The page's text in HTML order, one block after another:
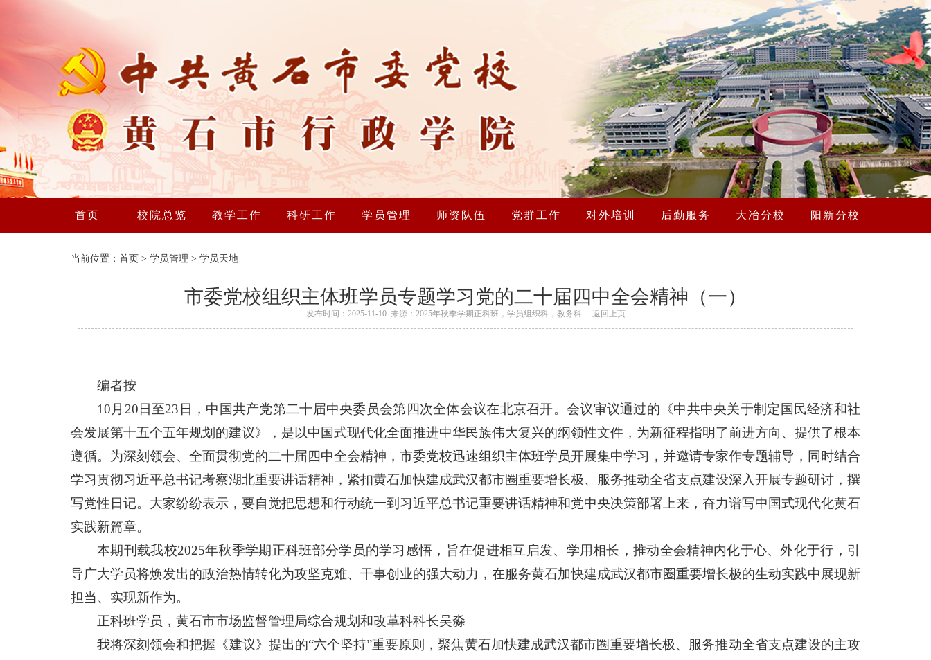
首页 校院总览 教学工作 科研工作 学员管理 师资队伍 党群工作 对外培训 后勤服务 大冶分校 阳新分校
当前位置： 首页 > 学员管理 > 学员天地
市委党校组织主体班学员专题学习党的二十届四中全会精神（一）
发布时间：2025-11-10 来源：2025年秋季学期正科班，学员组织科，教务科 返回上页
编者按
10月20日至23日，中国共产党第二十届中央委员会第四次全体会议在北京召开。会议审议通过的《中共中央关于制定国民经济和社
会发展第十五个五年规划的建议》，是以中国式现代化全面推进中华民族伟大复兴的纲领性文件，为新征程指明了前进方向、提供了根本
遵循。为深刻领会、全面贯彻党的二十届四中全会精神，市委党校迅速组织主体班学员开展集中学习，并邀请专家作专题辅导，同时结合
学习贯彻习近平总书记考察湖北重要讲话精神，紧扣黄石加快建成武汉都市圈重要增长极、服务推动全省支点建设深入开展专题研讨，撰
写党性日记。大家纷纷表示，要自觉把思想和行动统一到习近平总书记重要讲话精神和党中央决策部署上来，奋力谱写中国式现代化黄石
实践新篇章。
本期刊载我校2025年秋季学期正科班部分学员的学习感悟，旨在促进相互启发、学用相长，推动全会精神内化于心、外化于行，引
导广大学员将焕发出的政治热情转化为攻坚克难、干事创业的强大动力，在服务黄石加快建成武汉都市圈重要增长极的生动实践中展现新
担当、实现新作为。
正科班学员，黄石市市场监督管理局综合规划和改革科科长吴淼
我将深刻领会和把握《建议》提出的“六个坚持”重要原则，聚焦黄石加快建成武汉都市圈重要增长极、服务推动全省支点建设的主攻